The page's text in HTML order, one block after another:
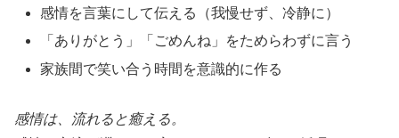
感情を言葉にして伝える（我慢せず、冷静に）
「ありがとう」「ごめんね」をためらわずに言う
家族間で笑い合う時間を意識的に作る
感情は、流れると癒える。